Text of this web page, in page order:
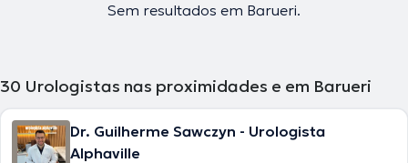
Sem resultados em Barueri.
30 Urologistas nas proximidades e em Barueri
Dr. Guilherme Sawczyn - Urologista
Alphaville